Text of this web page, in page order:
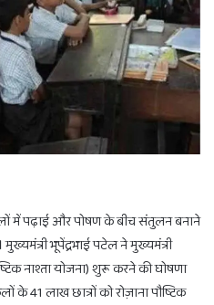
में पढ़ाई और पोषण के बीच संतुलन बनाने
भूपेंद्रभाई पटेल ने मुख्यमंत्री
नाश्ता योजना) शुरू करने की घोषणा
41 लाख छात्रों को रोज़ाना पौष्टिक